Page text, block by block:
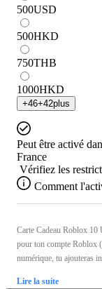
500USD
500HKD
750THB
1000HKD
+46+42plus
Peut être activé
France
Vérifiez les
Comment
Carte Cadeau Roblox 10
pour ton compte Roblox
numérique, tu ajouteras
Lire la suite